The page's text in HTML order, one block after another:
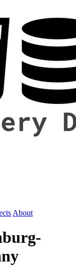
About